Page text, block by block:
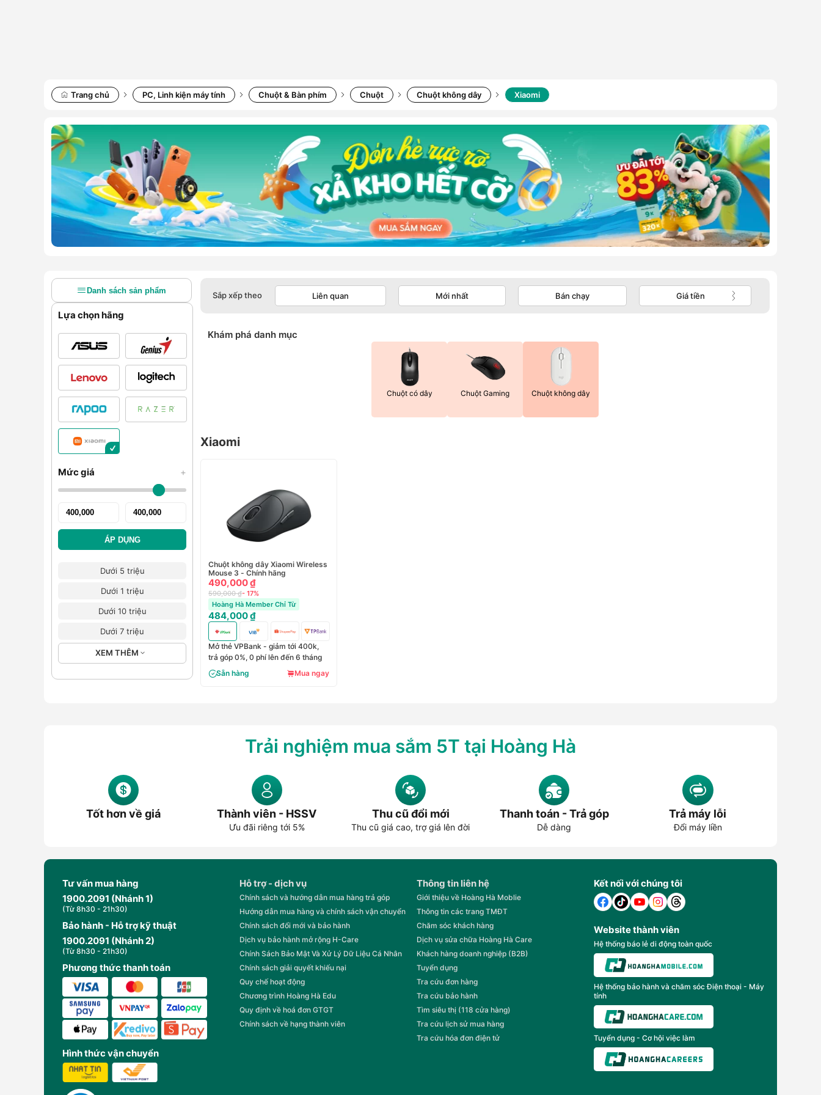
Trang chủ PC, Linh kiện máy tính Chuột & Bàn phím Chuột Chuột không dây Xiaomi
Danh sách sản phẩm
Lựa chọn hãng
Mức giá +
ÁP DỤNG
Dưới 5 triệu
Dưới 1 triệu
Dưới 10 triệu
Dưới 7 triệu
XEM THÊM
Sắp xếp theo Liên quan Mới nhất Bán chạy Giá tiền
Khám phá danh mục
Chuột có dây Chuột Gaming Chuột không dây
Xiaomi
Chuột không dây Xiaomi Wireless
Mouse 3 - Chính hãng
490,000 ₫
590,000 ₫- 17%
Hoàng Hà Member Chỉ Từ
484,000 ₫
Mở thẻ VPBank - giảm tới 400k,
trả góp 0%, 0 phí lên đến 6 tháng
Sẵn hàng
Mua ngay
Trải nghiệm mua sắm 5T tại Hoàng Hà
Tốt hơn về giá Thành viên - HSSV
Ưu đãi riêng tới 5%
Thu cũ đổi mới
Thu cũ giá cao, trợ giá lên đời
Thanh toán - Trả góp
Dễ dàng
Trả máy lỗi
Đổi máy liền
Tư vấn mua hàng
1900.2091 (Nhánh 1)
(Từ 8h30 - 21h30)
Bảo hành - Hỗ trợ kỹ thuật
1900.2091 (Nhánh 2)
(Từ 8h30 - 21h30)
Phương thức thanh toán
Hình thức vận chuyển
Hỗ trợ - dịch vụ
Chính sách và hướng dẫn mua hàng trả góp
Hướng dẫn mua hàng và chính sách vận chuyển
Chính sách đổi mới và bảo hành
Dịch vụ bảo hành mở rộng H-Care
Chính Sách Bảo Mật Và Xử Lý Dữ Liệu Cá Nhân
Chính sách giải quyết khiếu nại
Quy chế hoạt động
Chương trình Hoàng Hà Edu
Quy định về hoá đơn GTGT
Chính sách về hạng thành viên
Thông tin liên hệ
Giới thiệu về Hoàng Hà Moblie
Thông tin các trang TMĐT
Chăm sóc khách hàng
Dịch vụ sửa chữa Hoàng Hà Care
Khách hàng doanh nghiệp (B2B)
Tuyển dụng
Tra cứu đơn hàng
Tra cứu bảo hành
Tìm siêu thị (118 cửa hàng)
Tra cứu lịch sử mua hàng
Tra cứu hóa đơn điện tử
Kết nối với chúng tôi
Website thành viên
Hệ thống báo lẻ di động toàn quốc
Hệ thống bảo hành và chăm sóc Điện thoại - Máy
tính
Tuyển dụng - Cơ hội việc làm